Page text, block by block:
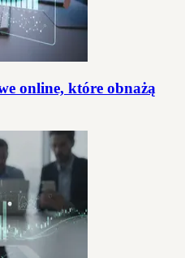
online, które obnażą